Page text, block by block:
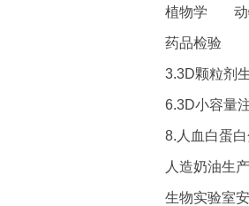
植物学
药品检验
3.3D颗粒剂
6.3D小容量
8.人血白蛋
人造奶油生产
生物实验室